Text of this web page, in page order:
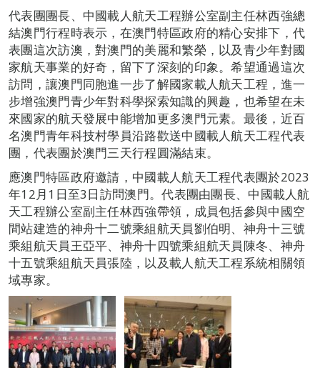
代表團團長、中國載人航天工程辦公室副主任林西強總
結澳門行程時表示，在澳門特區政府的精心安排下，代
表團這次訪澳，對澳門的美麗和繁榮，以及青少年對國
家航天事業的好奇，留下了深刻的印象。希望通過這次
訪問，讓澳門同胞進一步了解國家載人航天工程，進一
步增強澳門青少年對科學探索知識的興趣，也希望在未
來國家的航天發展中能增加更多澳門元素。最後，近百
名澳門青年科技村學員沿路歡送中國載人航天工程代表
團，代表團於澳門三天行程圓滿結束。
應澳門特區政府邀請，中國載人航天工程代表團於2023
年12月1日至3日訪問澳門。代表團由團長、中國載人航
天工程辦公室副主任林西強帶領，成員包括參與中國空
間站建造的神舟十二號乘組航天員劉伯明、神舟十三號
乘組航天員王亞平、神舟十四號乘組航天員陳冬、神舟
十五號乘組航天員張陸，以及載人航天工程系統相關領
域專家。